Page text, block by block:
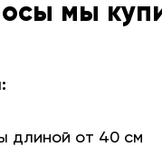
мы
длиной от 40 см